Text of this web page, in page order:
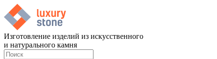
Изготовление изделий из искусственного
и натурального камня